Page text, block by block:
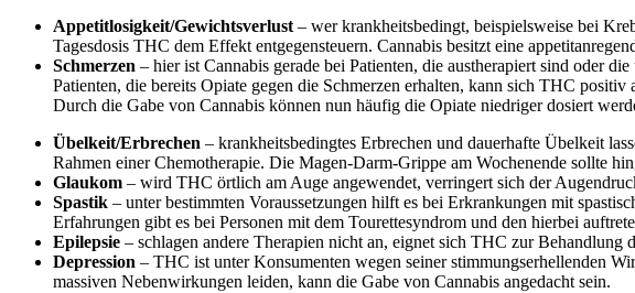
Appetitlosigkeit/Gewichtsverlust– wer krankheitsbedingt, beispielsweise bei
Tagesdosis THC dem Effekt entgegensteuern. Cannabis besitzt eine
Schmerzen – hier ist Cannabis gerade bei Patienten, die austherapiert sind oder
Patienten, die bereits Opiate gegen die Schmerzen erhalten, kann sich THC
Durch die Gabe von Cannabis können nun häufig die Opiate niedriger dosiert
Übelkeit/Erbrechen – krankheitsbedingtes Erbrechen und dauerhafte Übelkeit
Rahmen einer Chemotherapie. Die Magen-Darm-Grippe am Wochenende sollte
Glaukom – wird THC örtlich am Auge angewendet, verringert sich der
Spastik – unter bestimmten Voraussetzungen hilft es bei Erkrankungen mit
Erfahrungen gibt es bei Personen mit dem Tourettesyndrom und den hierbei
Epilepsie – schlagen andere Therapien nicht an, eignet sich THC zur Behandlung
Depression – THC ist unter Konsumenten wegen seiner stimmungserhellenden
massiven Nebenwirkungen leiden, kann die Gabe von Cannabis angedacht sein.